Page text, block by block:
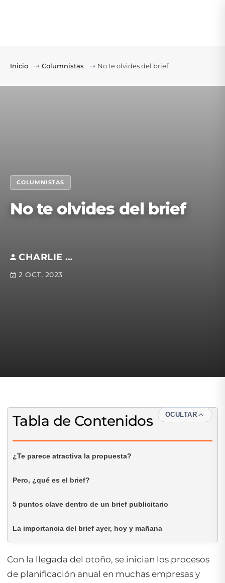
Inicio ⇢ Columnistas ⇢ No te olvides del brief
COLUMNISTAS
No te olvides del brief
CHARLIE HELIAS
2 OCT, 2023
Tabla de Contenidos OCULTAR
¿Te parece atractiva la propuesta?
Pero, ¿qué es el brief?
5 puntos clave dentro de un brief publicitario
La importancia del brief ayer, hoy y mañana
Con la llegada del otoño, se inician los procesos
de planificación anual en muchas empresas y